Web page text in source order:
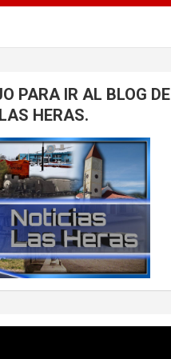
PARA IR AL BLOG DE
HERAS.